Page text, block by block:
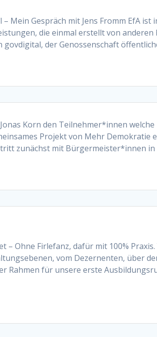
Mein Gespräch mit Jens Fromm EfA
die einmal erstellt von
der Genossenschaft
Korn den Teilnehmer*innen
Projekt von Mehr Demokratie
zunächst mit Bürgermeister*innen
– Ohne Firlefanz, dafür mit 100%
vom Dezernenten, über
Rahmen für unsere erste